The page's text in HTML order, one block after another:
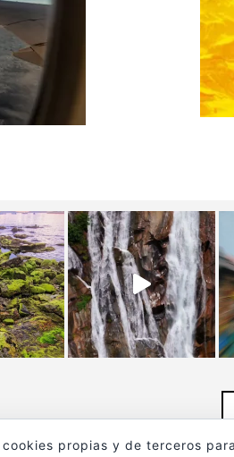
cookies propias y de terceros